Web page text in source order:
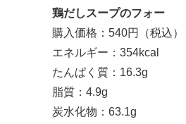
鶏だしスープのフォー
購入価格：540円（税込）
エネルギー：354kcal
たんぱく質：16.3g
脂質：4.9g
炭水化物：63.1g